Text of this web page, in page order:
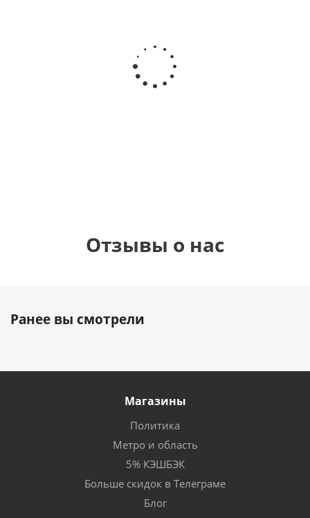
Сердце розовое
фольгированный
Отзывы о нас
Ранее вы смотрели
Магазины
Политика
Метро и область
5% КЭШБЭК
Больше скидок в Телеграме
Блог